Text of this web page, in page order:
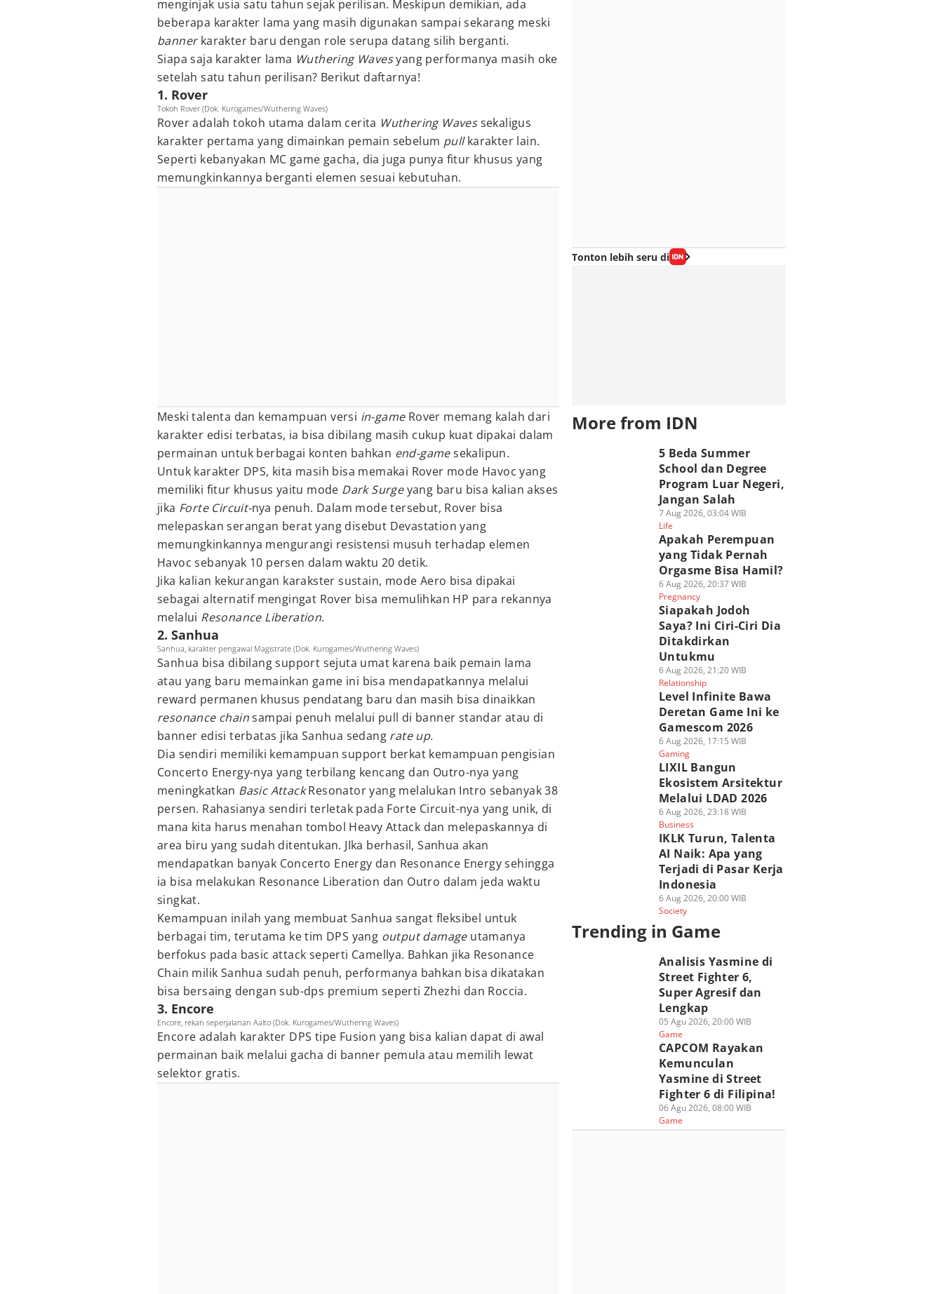
menginjak usia satu tahun sejak perilisan. Meskipun demikian, ada
beberapa karakter lama yang masih digunakan sampai sekarang meski
bannerkarakter baru dengan role serupa datang silih berganti.
Siapa saja karakter lama Wuthering Wavesyang performanya masih oke
setelah satu tahun perilisan? Berikut daftarnya!
1. Rover
Tokoh Rover (Dok. Kurogames/Wuthering Waves)
Rover adalah tokoh utama dalam cerita Wuthering Wavessekaligus
karakter pertama yang dimainkan pemain sebelum pullkarakter lain.
Seperti kebanyakan MC game gacha, dia juga punya fitur khusus yang
memungkinkannya berganti elemen sesuai kebutuhan.
Meski talenta dan kemampuan versi in-game Rover memang kalah dari
karakter edisi terbatas, ia bisa dibilang masih cukup kuat dipakai dalam
permainan untuk berbagai konten bahkan end-gamesekalipun.
Untuk karakter DPS, kita masih bisa memakai Rover mode Havoc yang
memiliki fitur khusus yaitu mode Dark Surgeyang baru bisa kalian akses
jika Forte Circuit-nya penuh. Dalam mode tersebut, Rover bisa
melepaskan serangan berat yang disebut Devastation yang
memungkinkannya mengurangi resistensi musuh terhadap elemen
Havoc sebanyak 10 persen dalam waktu 20 detik.
Jika kalian kekurangan karakster sustain, mode Aero bisa dipakai
sebagai alternatif mengingat Rover bisa memulihkan HP para rekannya
melalui Resonance Liberation.
2. Sanhua
Sanhua, karakter pengawal Magistrate (Dok. Kurogames/Wuthering Waves)
Sanhua bisa dibilang support sejuta umat karena baik pemain lama
atau yang baru memainkan game ini bisa mendapatkannya melalui
reward permanen khusus pendatang baru dan masih bisa dinaikkan
resonance chainsampai penuh melalui pull di banner standar atau di
banner edisi terbatas jika Sanhua sedang rate up.
Dia sendiri memiliki kemampuan support berkat kemampuan pengisian
Concerto Energy-nya yang terbilang kencang dan Outro-nya yang
meningkatkan Basic AttackResonator yang melalukan Intro sebanyak 38
persen. Rahasianya sendiri terletak pada Forte Circuit-nya yang unik, di
mana kita harus menahan tombol Heavy Attack dan melepaskannya di
area biru yang sudah ditentukan. JIka berhasil, Sanhua akan
mendapatkan banyak Concerto Energy dan Resonance Energy sehingga
ia bisa melakukan Resonance Liberation dan Outro dalam jeda waktu
singkat.
Kemampuan inilah yang membuat Sanhua sangat fleksibel untuk
berbagai tim, terutama ke tim DPS yang output damageutamanya
berfokus pada basic attack seperti Camellya. Bahkan jika Resonance
Chain milik Sanhua sudah penuh, performanya bahkan bisa dikatakan
bisa bersaing dengan sub-dps premium seperti Zhezhi dan Roccia.
3. Encore
Encore, rekan seperjalanan Aalto (Dok. Kurogames/Wuthering Waves)
Encore adalah karakter DPS tipe Fusion yang bisa kalian dapat di awal
permainan baik melalui gacha di banner pemula atau memilih lewat
selektor gratis.
Tonton lebih seru di
More from IDN
5 Beda Summer
School dan Degree
Program Luar Negeri,
Jangan Salah
7 Aug 2026, 03:04 WIB
Life
Apakah Perempuan
yang Tidak Pernah
Orgasme Bisa Hamil?
6 Aug 2026, 20:37 WIB
Pregnancy
Siapakah Jodoh
Saya? Ini Ciri-Ciri Dia
Ditakdirkan
Untukmu
6 Aug 2026, 21:20 WIB
Relationship
Level Infinite Bawa
Deretan Game Ini ke
Gamescom 2026
6 Aug 2026, 17:15 WIB
Gaming
LIXIL Bangun
Ekosistem Arsitektur
Melalui LDAD 2026
6 Aug 2026, 23:18 WIB
Business
IKLK Turun, Talenta
AI Naik: Apa yang
Terjadi di Pasar Kerja
Indonesia
6 Aug 2026, 20:00 WIB
Society
Trending in Game
Analisis Yasmine di
Street Fighter 6,
Super Agresif dan
Lengkap
05 Agu 2026, 20:00 WIB
Game
CAPCOM Rayakan
Kemunculan
Yasmine di Street
Fighter 6 di Filipina!
06 Agu 2026, 08:00 WIB
Game